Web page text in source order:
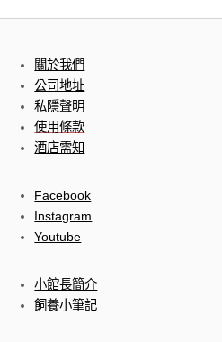
關於我們
公司地址
私隱聲明
使用條款
酒店需知
Facebook
Instagram
Youtube
小館長簡介
飼養小筆記